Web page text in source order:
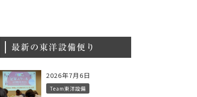
最新の東洋設備便り
2026年7月6日
Team東洋設備